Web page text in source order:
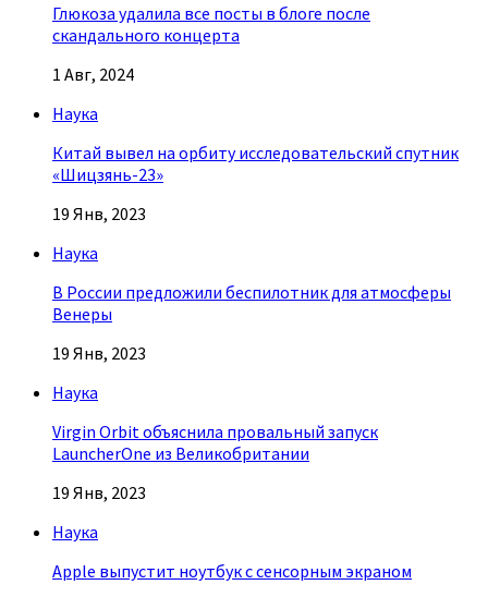
Глюкоза удалила все посты в блоге после
скандального концерта
1 Авг, 2024
Наука
Китай вывел на орбиту исследовательский спутник
«Шицзянь-23»
19 Янв, 2023
Наука
В России предложили беспилотник для атмосферы
Венеры
19 Янв, 2023
Наука
Virgin Orbit объяснила провальный запуск
LauncherOne из Великобритании
19 Янв, 2023
Наука
Apple выпустит ноутбук с сенсорным экраном